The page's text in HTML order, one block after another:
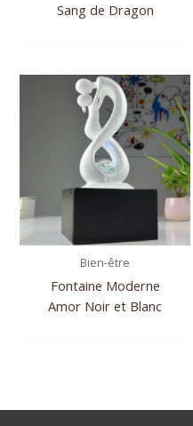
Sang de Dragon
Bien-être
Fontaine Moderne
Amor Noir et Blanc